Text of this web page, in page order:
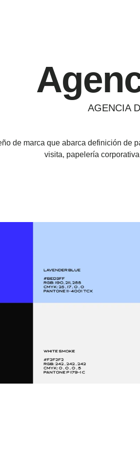
AGENCIA
de marca que abarca definición de
visita, papelería